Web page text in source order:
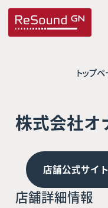
トップ
株式会社オ
店舗公式サイト
店舗詳細情報